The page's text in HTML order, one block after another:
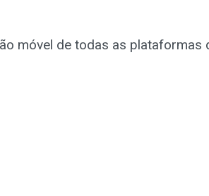
móvel de todas as plataformas